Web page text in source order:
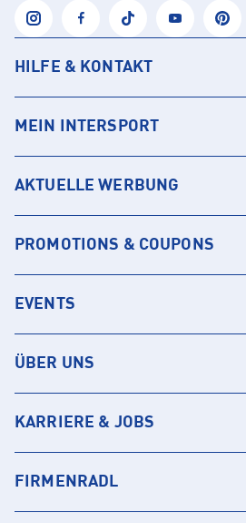
HILFE & KONTAKT
MEIN INTERSPORT
AKTUELLE WERBUNG
PROMOTIONS & COUPONS
EVENTS
ÜBER UNS
KARRIERE & JOBS
FIRMENRADL